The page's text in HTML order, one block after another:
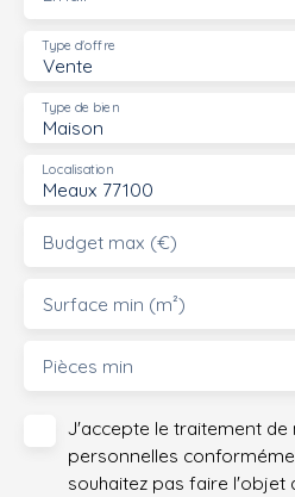
Vente
Type d'offre
Maison
Type de bien
Meaux 77100
Localisation
Budget max (€)
Surface min (m²)
Pièces min
J'accepte le traitement de
personnelles
souhaitez pas faire l'objet